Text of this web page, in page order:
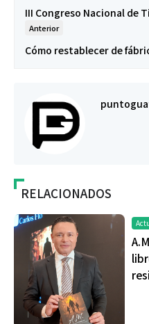
III Congreso Nacional de
Anterior
Cómo restablecer de
RELACIONADOS